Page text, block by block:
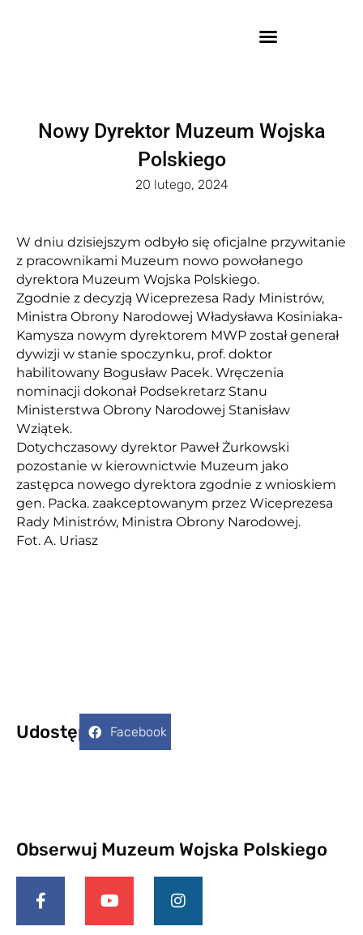
Nowy Dyrektor Muzeum Wojska
Polskiego
20 lutego, 2024
W dniu dzisiejszym odbyło się oficjalne przywitanie
z pracownikami Muzeum nowo powołanego
dyrektora Muzeum Wojska Polskiego.
Zgodnie z decyzją Wiceprezesa Rady Ministrów,
Ministra Obrony Narodowej Władysława Kosiniaka-
Kamysza nowym dyrektorem MWP został generał
dywizji w stanie spoczynku, prof. doktor
habilitowany Bogusław Pacek. Wręczenia
nominacji dokonał Podsekretarz Stanu
Ministerstwa Obrony Narodowej Stanisław
Wziątek.
Dotychczasowy dyrektor Paweł Żurkowski
pozostanie w kierownictwie Muzeum jako
zastępca nowego dyrektora zgodnie z wnioskiem
gen. Packa. zaakceptowanym przez Wiceprezesa
Rady Ministrów, Ministra Obrony Narodowej.
Fot. A. Uriasz
Udostępnij:Facebook
Obserwuj Muzeum Wojska Polskiego